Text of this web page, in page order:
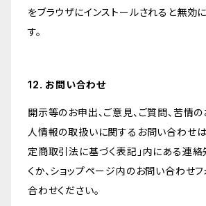
をブラウザにインストールされると無効
す。
12. お問い合わせ
開示等のお申出、ご意見、ご質問、苦情
人情報の取扱いに関するお問い合わせは
定商取引法に基づく表記」内にある連
くか、ショップページ内のお問い合わせ
合わせください。